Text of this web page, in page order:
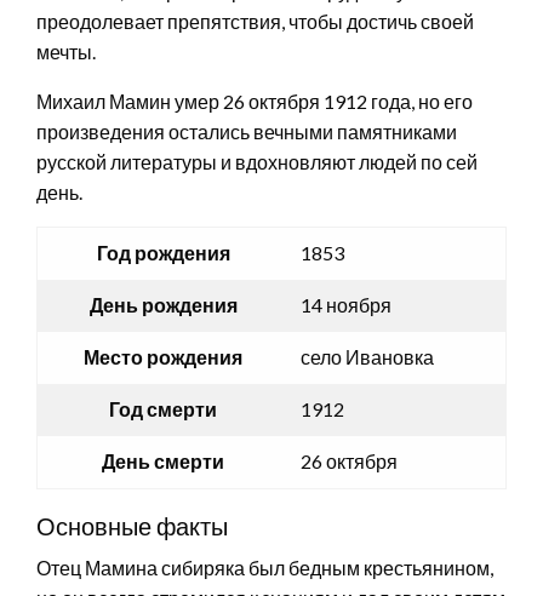
преодолевает препятствия, чтобы достичь своей
мечты.
Михаил Мамин умер 26 октября 1912 года, но его
произведения остались вечными памятниками
русской литературы и вдохновляют людей по сей
день.
Год рождения 1853
День рождения 14 ноября
Место рождения село Ивановка
Год смерти 1912
День смерти 26 октября
Основные факты
Отец Мамина сибиряка был бедным крестьянином,